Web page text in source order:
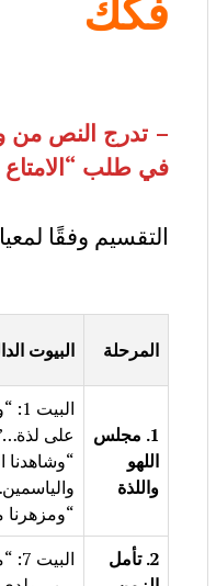
– تدرج النص من
في طلب “الامتاع
التقسيم وفقًا
المرحلة البيوت
1. مجلس
اللهو
واللذة
“وشاهدنا
2. تأمل